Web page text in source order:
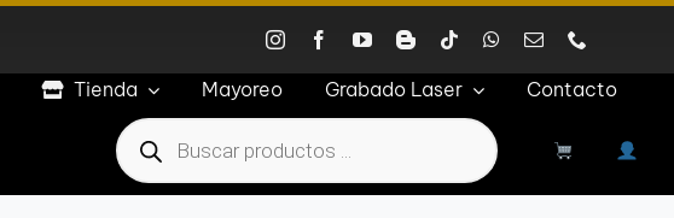
Tienda Mayoreo Grabado Laser
Contacto
Products
search